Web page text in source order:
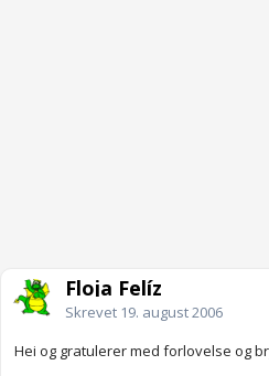
Floja Felíz
Skrevet 19. august 2006
Hei og gratulerer med forlovelse og